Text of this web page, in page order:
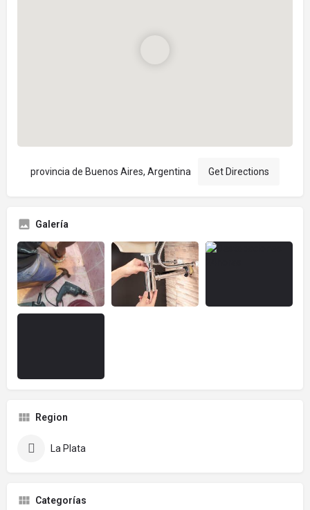
provincia de Buenos Aires, Argentina Get Directions
Galería
Region
La Plata
Categorías